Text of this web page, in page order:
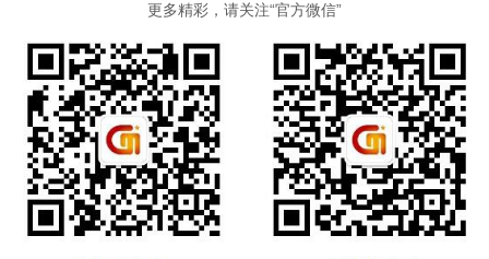
更多精彩，请关注“官方微信”